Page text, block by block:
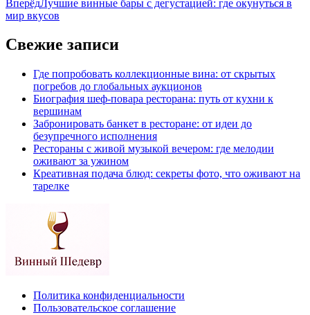
ВперёдЛучшие винные бары с дегустацией: где окунуться в
мир вкусов
Свежие записи
Где попробовать коллекционные вина: от скрытых
погребов до глобальных аукционов
Биография шеф-повара ресторана: путь от кухни к
вершинам
Забронировать банкет в ресторане: от идеи до
безупречного исполнения
Рестораны с живой музыкой вечером: где мелодии
оживают за ужином
Креативная подача блюд: секреты фото, что оживают на
тарелке
Политика конфиденциальности
Пользовательское соглашение